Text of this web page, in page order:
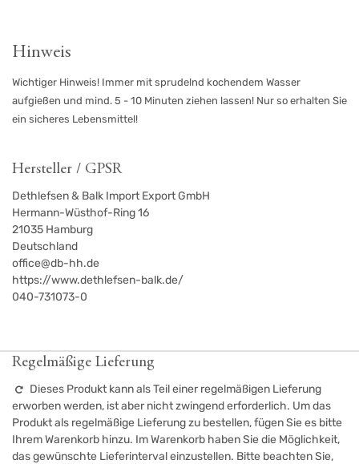
Hinweis
Wichtiger Hinweis! Immer mit sprudelnd kochendem Wasser
aufgießen und mind. 5 - 10 Minuten ziehen lassen! Nur so erhalten Sie
ein sicheres Lebensmittel!
Hersteller / GPSR
Dethlefsen & Balk Import Export GmbH
Hermann-Wüsthof-Ring 16
21035 Hamburg
Deutschland
office@db-hh.de
https://www.dethlefsen-balk.de/
040-731073-0
Regelmäßige Lieferung
Dieses Produkt kann als Teil einer regelmäßigen Lieferung
erworben werden, ist aber nicht zwingend erforderlich. Um das
Produkt als regelmäßige Lieferung zu bestellen, fügen Sie es bitte
Ihrem Warenkorb hinzu. Im Warenkorb haben Sie die Möglichkeit,
das gewünschte Lieferinterval einzustellen. Bitte beachten Sie,